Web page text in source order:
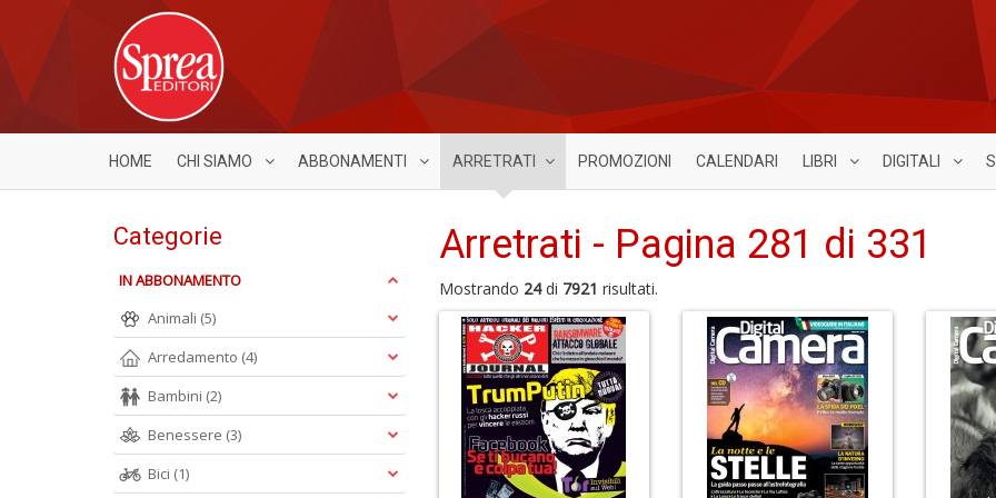
HOME CHI SIAMO ABBONAMENTI ARRETRATI PROMOZIONI CALENDARI LIBRI DIGITALI
Arretrati - Pagina 281 di 331
Mostrando 24di 7921 risultati.
Categorie
IN ABBONAMENTO
Animali (5)
Arredamento (4)
Bambini (2)
Benessere (3)
Bici (1)